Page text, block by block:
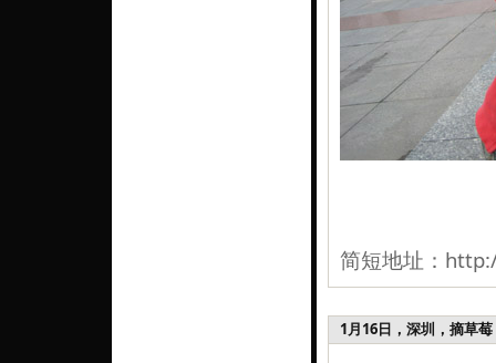
简短地址：
1月16日，深圳，摘草